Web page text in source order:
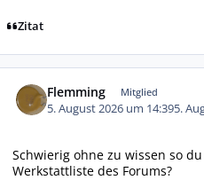
Zitat
Flemming Mitglied
5. August 2026 um 14:395.
Schwierig ohne zu wissen so
Werkstattliste des Forums?